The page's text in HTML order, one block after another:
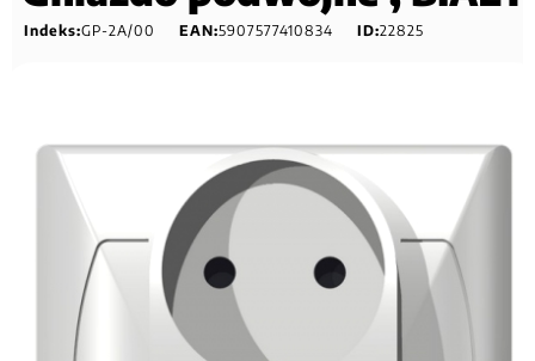
Indeks:GP-2A/00 EAN:5907577410834 ID:22825